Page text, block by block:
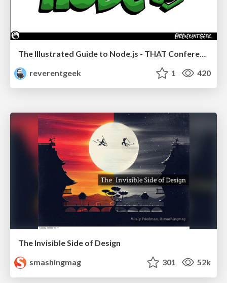
The Illustrated Guide to Node.js - THAT Conference 2024
reverentgeek
1 420
The Invisible Side of Design
smashingmag
301 52k